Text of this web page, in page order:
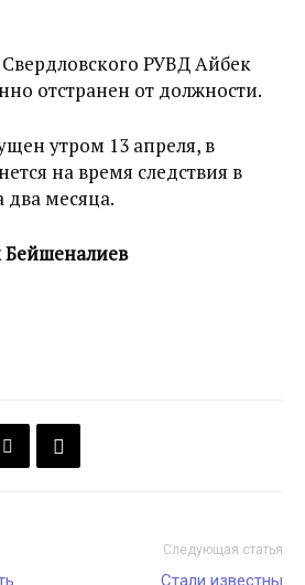
РУВД Айбек
отстранен от должности.
утром 13 апреля, в
на время следствия в
два месяца.
Бейшеналиев
Следующая статья
Стали известны